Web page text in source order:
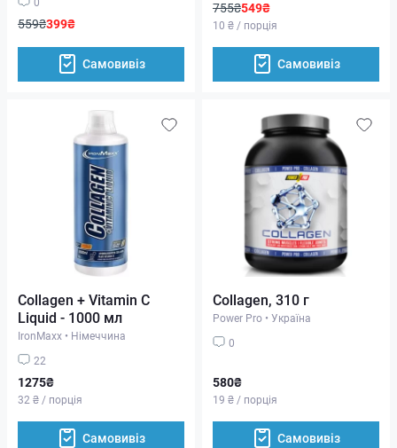
559₴399₴
Самовивіз
755₴549₴
10 ₴ / порція
Самовивіз
Collagen + Vitamin C
Liquid - 1000 мл
IronMaxx • Німеччина
22
1275₴
32 ₴ / порція
Самовивіз
Collagen, 310 г
Power Pro • Україна
0
580₴
19 ₴ / порція
Самовивіз